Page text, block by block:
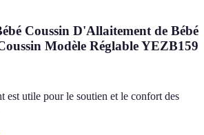
Coussin D'Allaitement de Bébé
Modèle Réglable YEZB159
est utile pour le soutien et le confort des